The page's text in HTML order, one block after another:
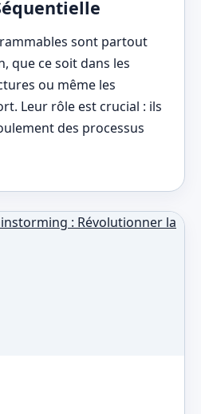
sont partout
que ce soit dans les
ou même les
Leur rôle est crucial : ils
des processus